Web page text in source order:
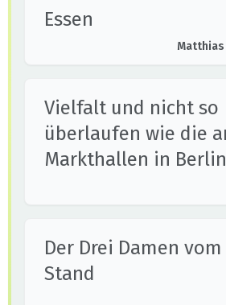
Essen
Vielfalt und nicht so
überlaufen wie die
Markthallen in Berlin
Der Drei Damen
Stand